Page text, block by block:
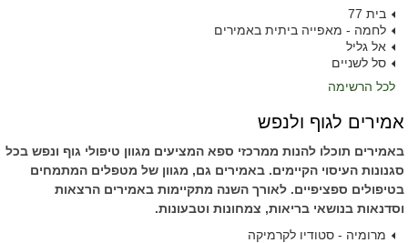
בית 77
לחמה - מאפייה ביתית באמירים
אל גליל
סל לשניים
לכל הרשימה
אמירים לגוף ולנפש
באמירים תוכלו להנות ממרכזי ספא המציעים מגוון טיפולי גוף ונפש בכל
סגנונות העיסוי הקיימים. באמירים גם, מגוון של מטפלים המתמחים
בטיפולים ספציפיים. לאורך השנה מתקיימות באמירים הרצאות
וסדנאות בנושאי בריאות, צמחונות וטבעונות.
מרומיה - סטודיו לקרמיקה